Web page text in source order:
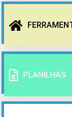
PLANILHAS